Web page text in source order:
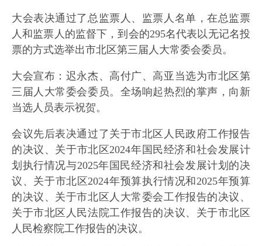
大会表决通过了总监票人、监票人名单，在总监票
人和监票人的监督下，到会的295名代表以无记名投
票的方式选举出市北区第三届人大常委会委员。
大会宣布：迟永杰、高付广、高亚当选为市北区第
三届人大常委会委员。全场响起热烈的掌声，向新
当选人员表示祝贺。
会议先后表决通过了关于市北区人民政府工作报告
的决议、关于市北区2024年国民经济和社会发展计
划执行情况与2025年国民经济和社会发展计划的决
议、关于市北区2024年预算执行情况和2025年预算
的决议、关于市北区人大常委会工作报告的决议、
关于市北区人民法院工作报告的决议、关于市北区
人民检察院工作报告的决议。